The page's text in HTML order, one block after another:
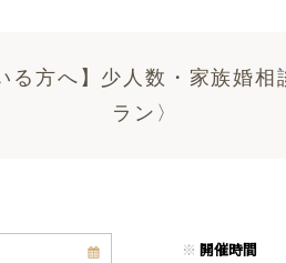
る方へ】少人数・家族婚
ラン〉
※ 開催時間